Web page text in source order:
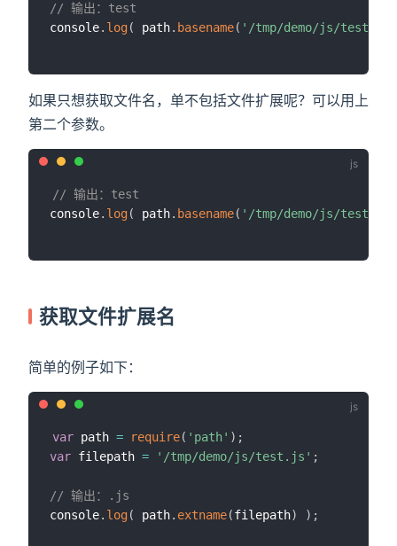
// 输出：test
console. log( path. basename( '/tmp/demo/js/test'
如果只想获取文件名，单不包括文件扩展呢？可以用上
第二个参数。
// 输出：test
console. log( path. basename( '/tmp/demo/js/test.js'
获取文件扩展名
简单的例子如下：
var path = require( 'path' ) ;
var filepath = '/tmp/demo/js/test.js' ;
// 输出：.js
console. log( path. extname(filepath) ) ;